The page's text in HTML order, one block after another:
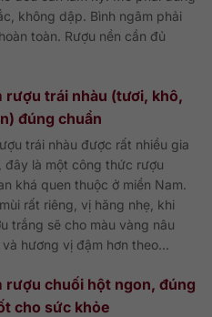
không dập. Bình ngâm phải
toàn. Rượu nền cần đủ
rượu trái nhàu (tươi, khô,
đúng chuẩn
trái nhàu được rất nhiều gia
đây là một công thức rượu
khá quen thuộc ở miền Nam.
rất riêng, vị hăng nhẹ, khi
trắng sẽ cho màu vàng nâu
hương vị đậm hơn theo...
rượu chuối hột ngon, đúng
cho sức khỏe